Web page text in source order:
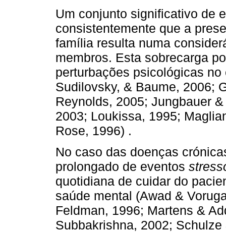
Um conjunto significativo de
consistentemente que a
família resulta numa
membros. Esta sobrecarga
perturbações psicológicas
Sudilovsky, & Baume, 2006;
Reynolds, 2005; Jungbauer
2003; Loukissa, 1995;
Rose, 1996) .
No caso das doenças
prolongado de eventos
quotidiana de cuidar do
saúde mental (Awad &
Feldman, 1996; Martens &
Subbakrishna, 2002;